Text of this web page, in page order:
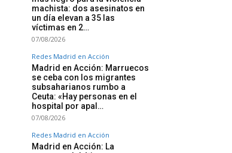
machista: dos asesinatos en
un día elevan a 35 las
víctimas en 2…
07/08/2026
Redes Madrid en Acción
Madrid en Acción: Marruecos
se ceba con los migrantes
subsaharianos rumbo a
Ceuta: «Hay personas en el
hospital por apal…
07/08/2026
Redes Madrid en Acción
Madrid en Acción: La